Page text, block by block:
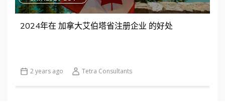
2024年在 加拿大艾伯塔省注册企业 的好处
2 years ago Tetra Consultants